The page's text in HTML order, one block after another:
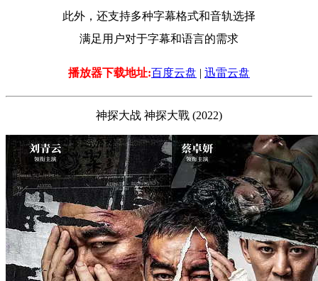
此外，还支持多种字幕格式和音轨选择
满足用户对于字幕和语言的需求
播放器下载地址:百度云盘 | 迅雷云盘
神探大战 神探大戰 (2022)